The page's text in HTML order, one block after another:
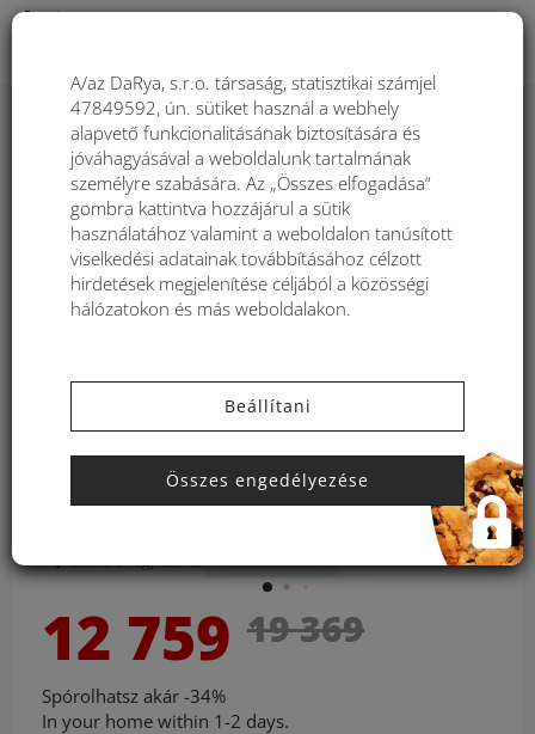
Kézitáska raffiából behúzós Kbas
fekete KB248918N
Kattints a nagyításhoz
12 759 19 369
Spórolhatsz akár -34%
In your home within 1-2 days.
A/az DaRya, s.r.o. társaság, statisztikai számjel
47849592, ún. sütiket használ a webhely
alapvető funkcionalitásának biztosítására és
jóváhagyásával a weboldalunk tartalmának
személyre szabására. Az „Összes elfogadása“
gombra kattintva hozzájárul a sütik
használatához valamint a weboldalon tanúsított
viselkedési adatainak továbbításához célzott
hirdetések megjelenítése céljából a közösségi
hálózatokon és más weboldalakon.
Beállítani
Összes engedélyezése